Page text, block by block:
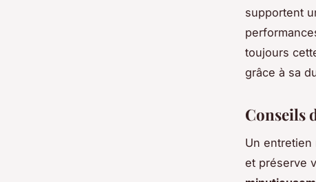
supportent
toujours
grâce à sa
Conseils
Un
et préserve